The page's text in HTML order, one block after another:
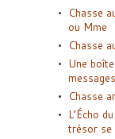
Chasse
ou Mme
Chasse
Une
Chasse
L’Écho
trésor se